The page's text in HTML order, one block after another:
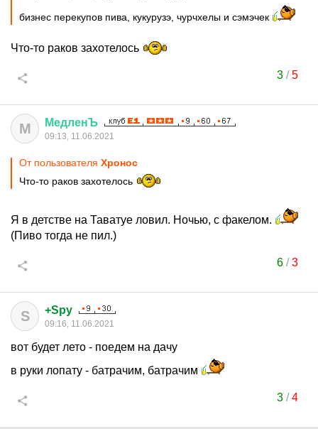
бизнес перекупов пива, кукурузэ, чурчхелы и сэмэчек
Что-то раков захотелось
3/5
М МедленЪ
09:13, 11.06.2021
От пользователя Хронос
Что-то раков захотелось
Я в детстве на Таватуе ловил. Ночью, с факелом.
(Пиво тогда не пил.)
6/3
S +Spy
09:16, 11.06.2021
вот будет лето - поедем на дачу
в руки лопату - батрачим, батрачим
3/4